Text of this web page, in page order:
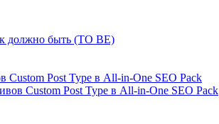
должно быть (TO BE)
Custom Post Type в All-in-One SEO Pack
Custom Post Type в All-in-One SEO Pack